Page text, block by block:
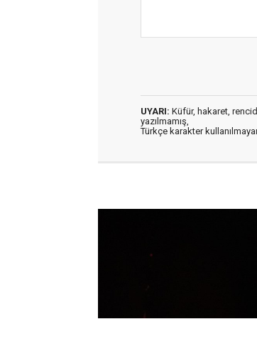
UYARI: Küfür, hakaret,
yazılmamış,
Türkçe karakter